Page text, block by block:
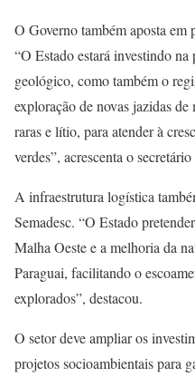
O Governo também aposta em
“O Estado estará investindo
geológico, como também o
exploração de novas jazidas
raras e lítio, para atender à
verdes”, acrescenta o
A infraestrutura logística
Semadesc. “O Estado
Malha Oeste e a melhoria da
Paraguai, facilitando o
explorados”, destacou.
O setor deve ampliar os
projetos socioambientais para